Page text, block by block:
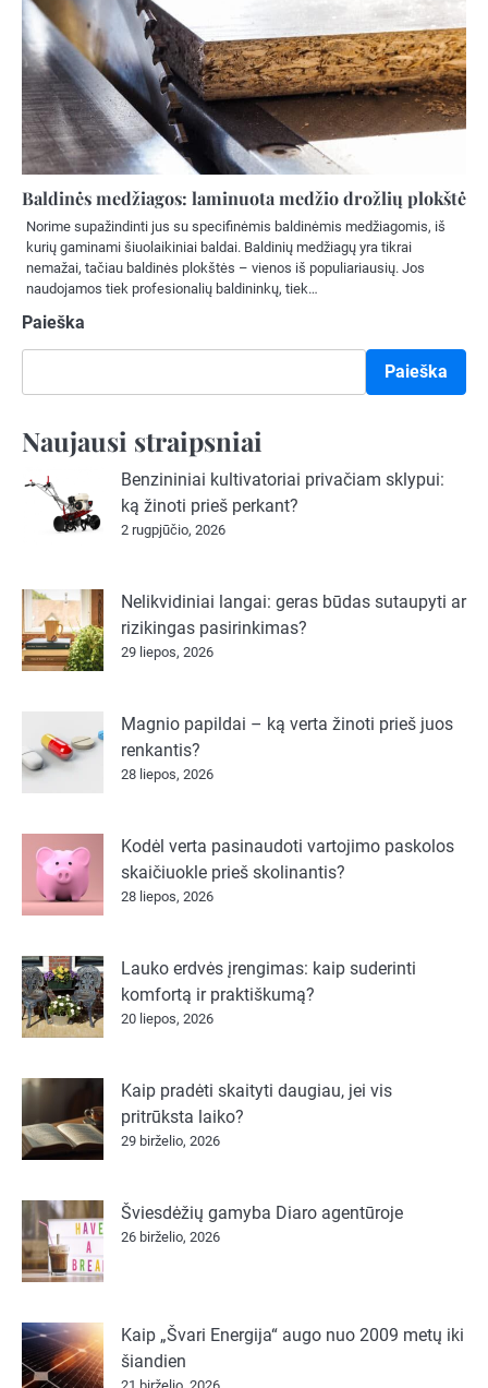
Baldinės medžiagos: laminuota medžio drožlių plokštė
Norime supažindinti jus su specifinėmis baldinėmis medžiagomis, iš
kurių gaminami šiuolaikiniai baldai. Baldinių medžiagų yra tikrai
nemažai, tačiau baldinės plokštės – vienos iš populiariausių. Jos
naudojamos tiek profesionalių baldininkų, tiek…
Paieška
Paieška
Naujausi straipsniai
Benzininiai kultivatoriai privačiam sklypui:
ką žinoti prieš perkant?
2 rugpjūčio, 2026
Nelikvidiniai langai: geras būdas sutaupyti ar
rizikingas pasirinkimas?
29 liepos, 2026
Magnio papildai – ką verta žinoti prieš juos
renkantis?
28 liepos, 2026
Kodėl verta pasinaudoti vartojimo paskolos
skaičiuokle prieš skolinantis?
28 liepos, 2026
Lauko erdvės įrengimas: kaip suderinti
komfortą ir praktiškumą?
20 liepos, 2026
Kaip pradėti skaityti daugiau, jei vis
pritrūksta laiko?
29 birželio, 2026
Šviesdėžių gamyba Diaro agentūroje
26 birželio, 2026
Kaip „Švari Energija“ augo nuo 2009 metų iki
šiandien